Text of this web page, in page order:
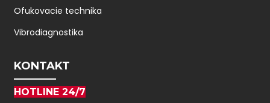
Ofukovacie technika
Vibrodiagnostika
KONTAKT
HOTLINE 24/7